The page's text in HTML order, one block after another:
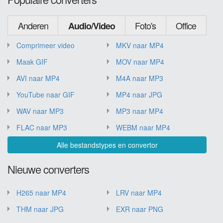
Anderen Audio/Video Foto's Office
Comprimeer video
MKV naar MP4
Maak GIF
MOV naar MP4
AVI naar MP4
M4A naar MP3
YouTube naar GIF
MP4 naar JPG
WAV naar MP3
MP3 naar MP4
FLAC naar MP3
WEBM naar MP4
Alle bestandstypes en convertor
Nieuwe converters
H265 naar MP4
LRV naar MP4
THM naar JPG
EXR naar PNG